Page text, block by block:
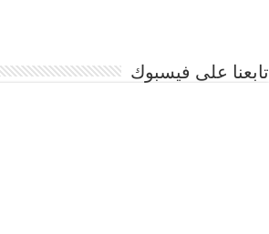
تابعنا على فيسبوك